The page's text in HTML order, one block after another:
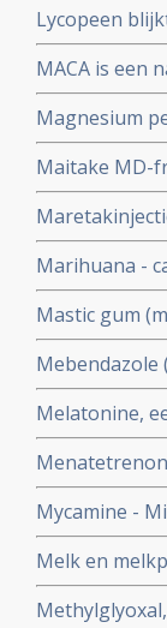
Nederlands
Lycopeen
heeft ook
MACA is een
Magnesium
de pijn en
Maitake MD-
natuurlijke
over
Marihuana -
- dementie
Mastic gum
lijkt ook goed
verschillende
Melatonine,
kans op een
jaars
Mycamine -
betaglucaan
tegen
ondergaan
Melk en
spelen grote
als diabetes